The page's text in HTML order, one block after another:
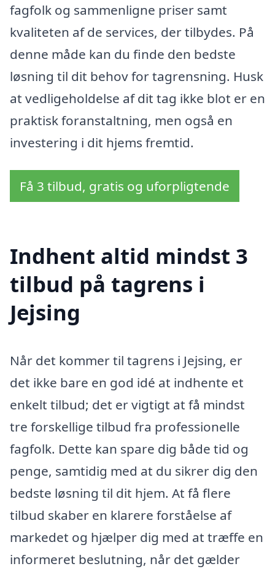
fagfolk og sammenligne priser samt
kvaliteten af de services, der tilbydes. På
denne måde kan du finde den bedste
løsning til dit behov for tagrensning. Husk
at vedligeholdelse af dit tag ikke blot er en
praktisk foranstaltning, men også en
investering i dit hjems fremtid.
Få 3 tilbud, gratis og uforpligtende
Indhent altid mindst 3
tilbud på tagrens i
Jejsing
Når det kommer til tagrens i Jejsing, er
det ikke bare en god idé at indhente et
enkelt tilbud; det er vigtigt at få mindst
tre forskellige tilbud fra professionelle
fagfolk. Dette kan spare dig både tid og
penge, samtidig med at du sikrer dig den
bedste løsning til dit hjem. At få flere
tilbud skaber en klarere forståelse af
markedet og hjælper dig med at træffe en
informeret beslutning, når det gælder